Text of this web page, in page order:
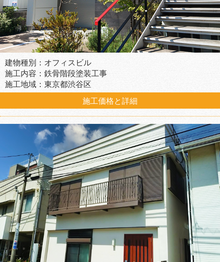
建物種別：オフィスビル
施工内容：鉄骨階段塗装工事
施工地域：東京都渋谷区
施工価格と詳細